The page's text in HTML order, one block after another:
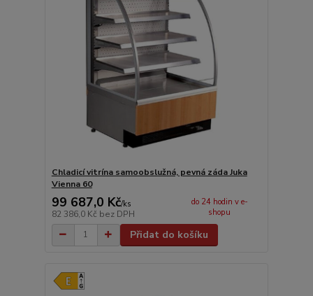
Chladicí vitrína samoobslužná, pevná záda Juka
Vienna 60
99 687,0 Kč/ks
82 386,0 Kč bez DPH
do 24 hodin v e-
shopu
Přidat do košíku